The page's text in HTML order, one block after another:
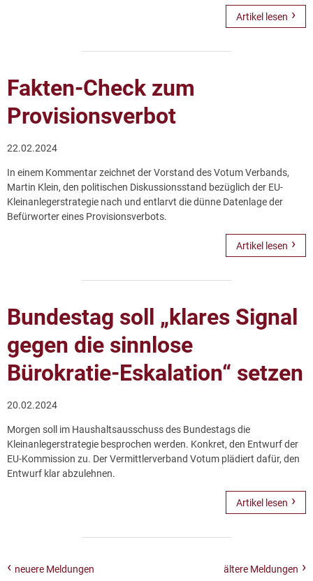
Artikel lesen
Fakten-Check zum
Provisionsverbot
22.02.2024
In einem Kommentar zeichnet der Vorstand des Votum Verbands,
Martin Klein, den politischen Diskussionsstand bezüglich der EU-
Kleinanlegerstrategie nach und entlarvt die dünne Datenlage der
Befürworter eines Provisionsverbots.
Artikel lesen
Bundestag soll „klares Signal
gegen die sinnlose
Bürokratie-Eskalation“ setzen
20.02.2024
Morgen soll im Haushaltsausschuss des Bundestags die
Kleinanlegerstrategie besprochen werden. Konkret, den Entwurf der
EU-Kommission zu. Der Vermittlerverband Votum plädiert dafür, den
Entwurf klar abzulehnen.
Artikel lesen
neuere Meldungen ältere Meldungen